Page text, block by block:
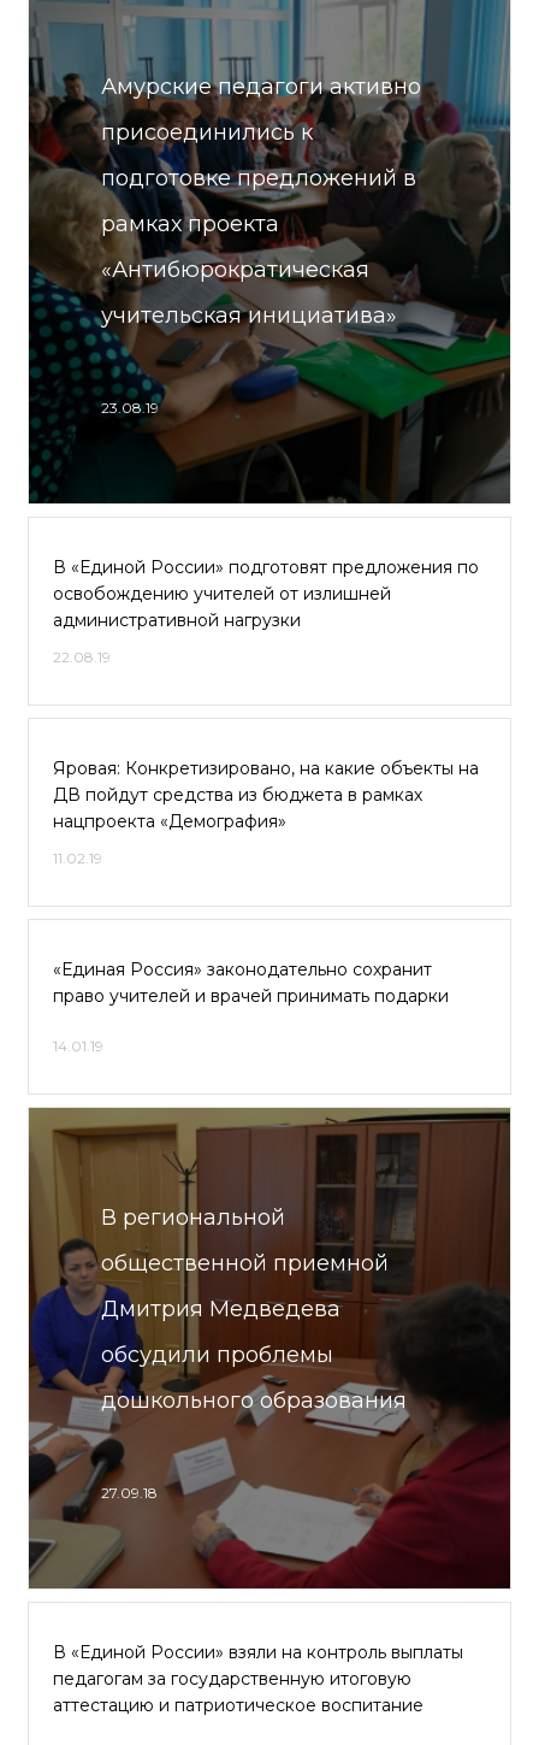
Амурские педагоги активно
присоединились к
подготовке предложений в
рамках проекта
«Антибюрократическая
учительская инициатива»
23.08.19
В «Единой России» подготовят предложения по
освобождению учителей от излишней
административной нагрузки
22.08.19
Яровая: Конкретизировано, на какие объекты на
ДВ пойдут средства из бюджета в рамках
нацпроекта «Демография»
11.02.19
«Единая Россия» законодательно сохранит
право учителей и врачей принимать подарки
14.01.19
В региональной
общественной приемной
Дмитрия Медведева
обсудили проблемы
дошкольного образования
27.09.18
В «Единой России» взяли на контроль выплаты
педагогам за государственную итоговую
аттестацию и патриотическое воспитание